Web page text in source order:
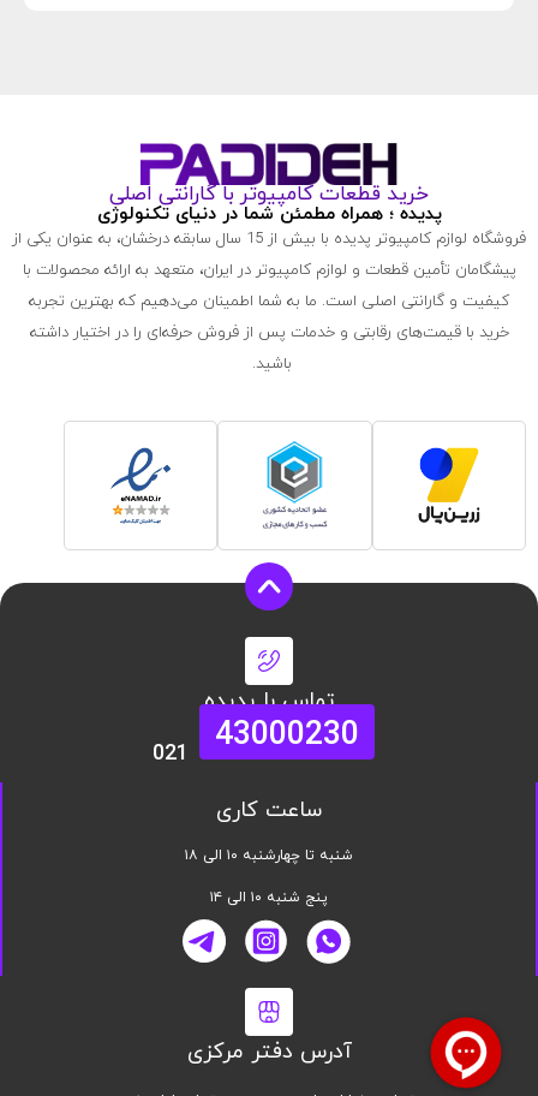
خرید قطعات کامپیوتر با گارانتی اصلی
پدیده ؛ همراه مطمئن شما در دنیای تکنولوژی
فروشگاه لوازم کامپیوتر پدیده با بیش از 15 سال سابقه درخشان، به عنوان یکی از
پیشگامان تأمین قطعات و لوازم کامپیوتر در ایران، متعهد به ارائه محصولات با
کیفیت و گارانتی اصلی است. ما به شما اطمینان می‌دهیم که بهترین تجربه
خرید با قیمت‌های رقابتی و خدمات پس از فروش حرفه‌ای را در اختیار داشته
باشید.
تماس با پدیده
43000230
021
ساعت کاری
شنبه تا چهارشنبه ۱۰ الی ۱۸
پنج شنبه ۱۰ الی ۱۴
آدرس دفتر مرکزی